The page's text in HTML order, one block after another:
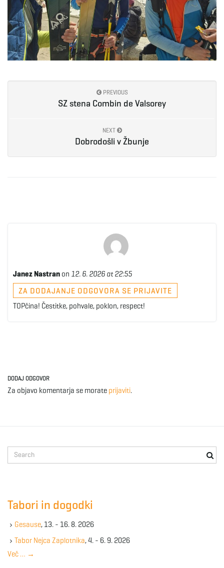
PREVIOUS
SZ stena Combin de Valsorey
NEXT
Dobrodošli v Žbunje
Janez Nastran on 12. 6. 2026 at 22:55
ZA DODAJANJE ODGOVORA SE PRIJAVITE
TOPčina! Čestitke, pohvale, poklon, respect!
DODAJ ODGOVOR
Za objavo komentarja se morate prijaviti.
e
e
y
w
Tabori in dogodki
Gesause, 13. - 16. 8. 2026
Tabor Nejca Zaplotnika, 4. - 6. 9. 2026
Več … →